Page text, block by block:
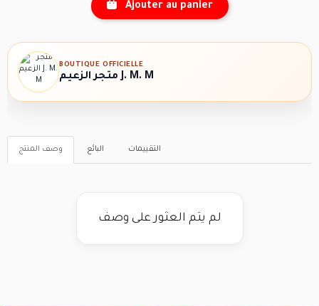
Ajouter au panier
BOUTIQUE OFFICIELLE
متجر الزعيم J. M. M
وصف المنتج البائع التقييمات
لم يتم العثور على وصف